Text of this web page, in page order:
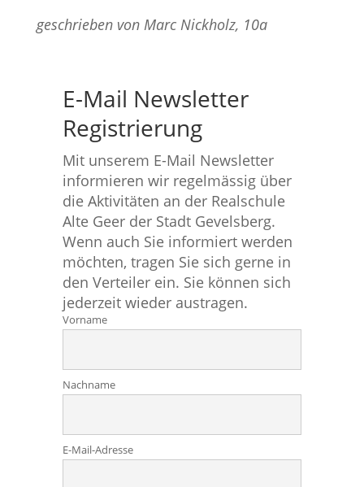
geschrieben von Marc Nickholz, 10a
E-Mail Newsletter
Registrierung
Mit unserem E-Mail Newsletter
informieren wir regelmässig über
die Aktivitäten an der Realschule
Alte Geer der Stadt Gevelsberg.
Wenn auch Sie informiert werden
möchten, tragen Sie sich gerne in
den Verteiler ein. Sie können sich
jederzeit wieder austragen.
Vorname
Nachname
E-Mail-Adresse